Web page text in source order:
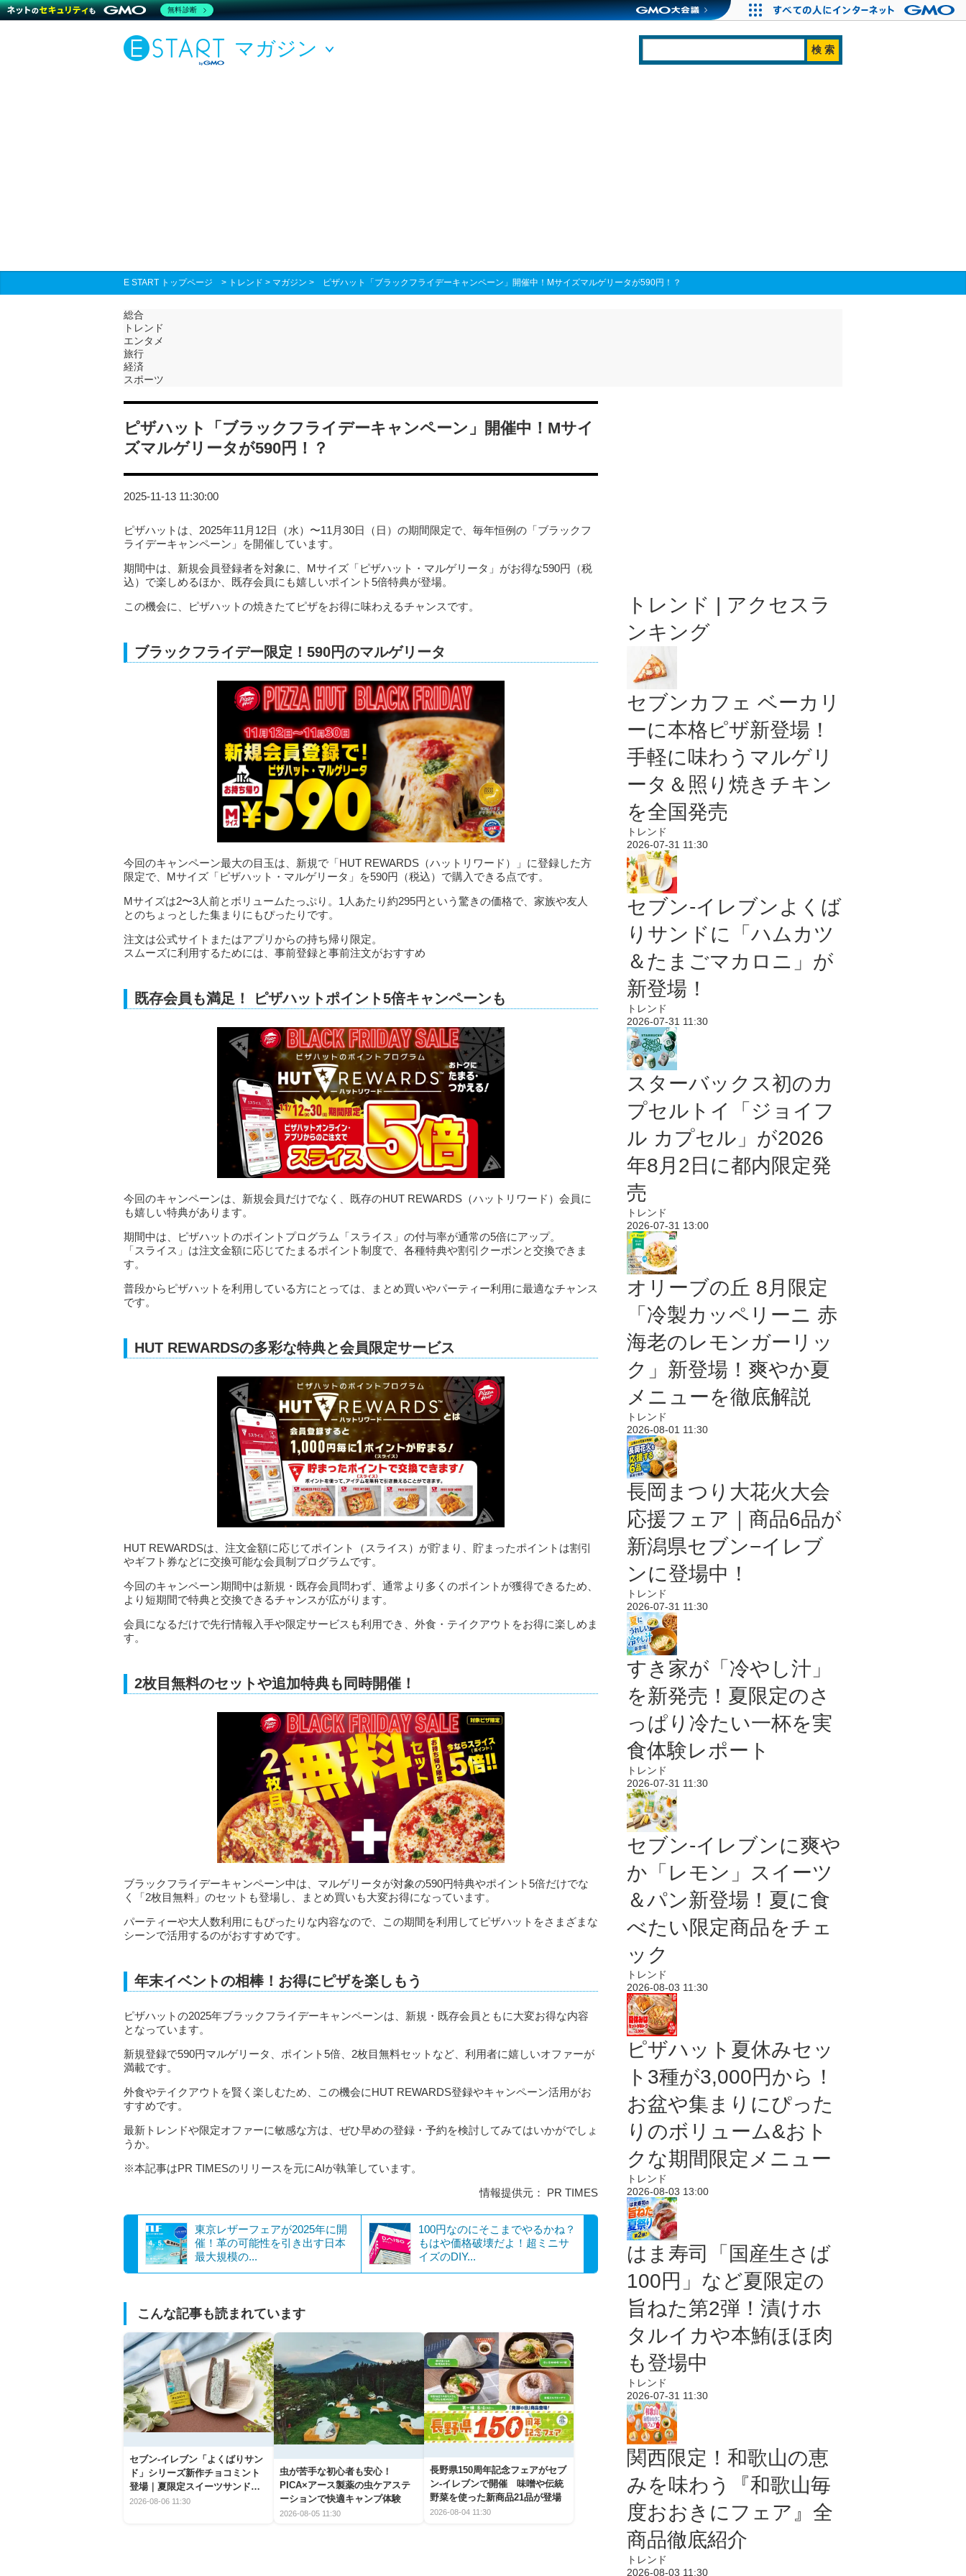
マガジン
E START トップページ > トレンド > マガジン > ピザハット「ブラックフライデーキャンペーン」開催中！Mサイズマルゲリータが590円！？
総合
トレンド
エンタメ
旅行
経済
スポーツ
ピザハット「ブラックフライデーキャンペーン」開催中！Mサイ
ズマルゲリータが590円！？
2025-11-13 11:30:00
ピザハットは、2025年11月12日（水）〜11月30日（日）の期間限定で、毎年恒例の「ブラックフ
ライデーキャンペーン」を開催しています。
期間中は、新規会員登録者を対象に、Mサイズ「ピザハット・マルゲリータ」がお得な590円（税
込）で楽しめるほか、既存会員にも嬉しいポイント5倍特典が登場。
この機会に、ピザハットの焼きたてピザをお得に味わえるチャンスです。
ブラックフライデー限定！590円のマルゲリータ
今回のキャンペーン最大の目玉は、新規で「HUT REWARDS（ハットリワード）」に登録した方
限定で、Mサイズ「ピザハット・マルゲリータ」を590円（税込）で購入できる点です。
Mサイズは2〜3人前とボリュームたっぷり。1人あたり約295円という驚きの価格で、家族や友人
とのちょっとした集まりにもぴったりです。
注文は公式サイトまたはアプリからの持ち帰り限定。
スムーズに利用するためには、事前登録と事前注文がおすすめ
既存会員も満足！ ピザハットポイント5倍キャンペーンも
今回のキャンペーンは、新規会員だけでなく、既存のHUT REWARDS（ハットリワード）会員に
も嬉しい特典があります。
期間中は、ピザハットのポイントプログラム「スライス」の付与率が通常の5倍にアップ。
「スライス」は注文金額に応じてたまるポイント制度で、各種特典や割引クーポンと交換できま
す。
普段からピザハットを利用している方にとっては、まとめ買いやパーティー利用に最適なチャンス
です。
HUT REWARDSの多彩な特典と会員限定サービス
HUT REWARDSは、注文金額に応じてポイント（スライス）が貯まり、貯まったポイントは割引
やギフト券などに交換可能な会員制プログラムです。
今回のキャンペーン期間中は新規・既存会員問わず、通常より多くのポイントが獲得できるため、
より短期間で特典と交換できるチャンスが広がります。
会員になるだけで先行情報入手や限定サービスも利用でき、外食・テイクアウトをお得に楽しめま
す。
2枚目無料のセットや追加特典も同時開催！
ブラックフライデーキャンペーン中は、マルゲリータが対象の590円特典やポイント5倍だけでな
く「2枚目無料」のセットも登場し、まとめ買いも大変お得になっています。
パーティーや大人数利用にもぴったりな内容なので、この期間を利用してピザハットをさまざまな
シーンで活用するのがおすすめです。
年末イベントの相棒！お得にピザを楽しもう
ピザハットの2025年ブラックフライデーキャンペーンは、新規・既存会員ともに大変お得な内容
となっています。
新規登録で590円マルゲリータ、ポイント5倍、2枚目無料セットなど、利用者に嬉しいオファーが
満載です。
外食やテイクアウトを賢く楽しむため、この機会にHUT REWARDS登録やキャンペーン活用がお
すすめです。
最新トレンドや限定オファーに敏感な方は、ぜひ早めの登録・予約を検討してみてはいかがでしょ
うか。
※本記事はPR TIMESのリリースを元にAIが執筆しています。
情報提供元： PR TIMES
東京レザーフェアが2025年に開
催！革の可能性を引き出す日本
最大規模の...
100円なのにそこまでやるかね？
もはや価格破壊だよ！超ミニサ
イズのDIY...
こんな記事も読まれています
セブン‐イレブン「よくばりサン
ド」シリーズ新作チョコミント
登場｜夏限定スイーツサンドの
爽快な魅力
2026-08-06 11:30
虫が苦手な初心者も安心！
PICA×アース製薬の虫ケアステ
ーションで快適キャンプ体験
2026-08-05 11:30
長野県150周年記念フェアがセブ
ン-イレブンで開催 味噌や伝統
野菜を使った新商品21品が登場
2026-08-04 11:30
トレンド | アクセスラ
ンキング
セブンカフェ ベーカリ
ーに本格ピザ新登場！
手軽に味わうマルゲリ
ータ＆照り焼きチキン
を全国発売
トレンド
2026-07-31 11:30
セブン‐イレブンよくば
りサンドに「ハムカツ
＆たまごマカロニ」が
新登場！
トレンド
2026-07-31 11:30
スターバックス初のカ
プセルトイ「ジョイフ
ル カプセル」が2026
年8月2日に都内限定発
売
トレンド
2026-07-31 13:00
オリーブの丘 8月限定
「冷製カッペリーニ 赤
海老のレモンガーリッ
ク」新登場！爽やか夏
メニューを徹底解説
トレンド
2026-08-01 11:30
長岡まつり大花火大会
応援フェア｜商品6品が
新潟県セブン−イレブ
ンに登場中！
トレンド
2026-07-31 11:30
すき家が「冷やし汁」
を新発売！夏限定のさ
っぱり冷たい一杯を実
食体験レポート
トレンド
2026-07-31 11:30
セブン‐イレブンに爽や
か「レモン」スイーツ
＆パン新登場！夏に食
べたい限定商品をチェ
ック
トレンド
2026-08-03 11:30
ピザハット夏休みセッ
ト3種が3,000円から！
お盆や集まりにぴった
りのボリューム&おト
クな期間限定メニュー
トレンド
2026-08-03 13:00
はま寿司「国産生さば
100円」など夏限定の
旨ねた第2弾！漬けホ
タルイカや本鮪ほほ肉
も登場中
トレンド
2026-07-31 11:30
関西限定！和歌山の恵
みを味わう『和歌山毎
度おおきにフェア』全
商品徹底紹介
トレンド
2026-08-03 11:30
無料診断